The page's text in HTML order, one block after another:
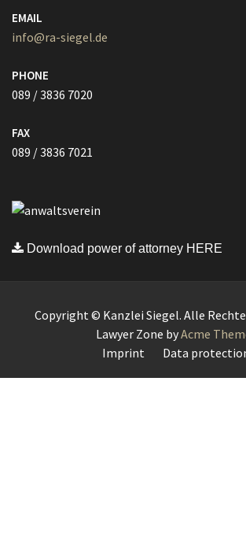
EMAIL
info@ra-siegel.de
PHONE
089 / 3836 7020
FAX
089 / 3836 7021
Download power of attorney HERE
Copyright © Kanzlei Siegel. Alle
Lawyer Zone byAcme
Imprint
Data